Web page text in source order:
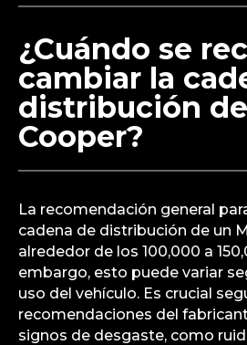
¿Cuándo se
cambiar la
distribución
Cooper?
La recomendación general
cadena de distribución de un
alrededor de los 100,000 a
embargo, esto puede variar
uso del vehículo. Es crucial
recomendaciones del
signos de desgaste, como